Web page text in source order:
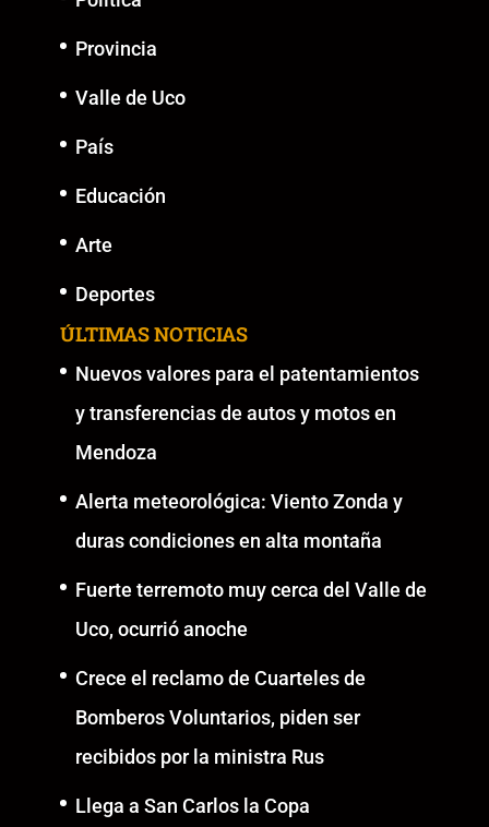
Provincia
Valle de Uco
País
Educación
Arte
Deportes
ÚLTIMAS NOTICIAS
Nuevos valores para el patentamientos
y transferencias de autos y motos en
Mendoza
Alerta meteorológica: Viento Zonda y
duras condiciones en alta montaña
Fuerte terremoto muy cerca del Valle de
Uco, ocurrió anoche
Crece el reclamo de Cuarteles de
Bomberos Voluntarios, piden ser
recibidos por la ministra Rus
Llega a San Carlos la Copa